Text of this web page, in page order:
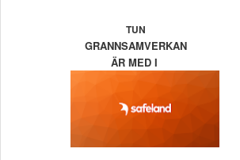
TUN
GRANNSAMVERKAN
ÄR MED I